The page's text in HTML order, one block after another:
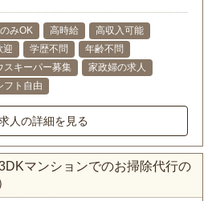
みOK 高時給
高収入可能
迎 学歴不問
年齢不問
スキーパー募集
家政婦の求人
フト自由
人の詳細を見る
マンションでのお掃除代行の